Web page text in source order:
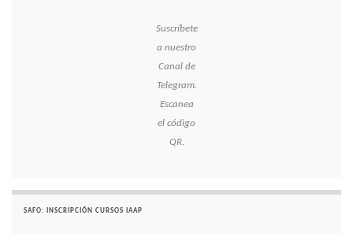
Suscríbete
a nuestro
Canal de
Telegram.
Escanea
el código
QR.
SAFO: INSCRIPCIÓN CURSOS IAAP